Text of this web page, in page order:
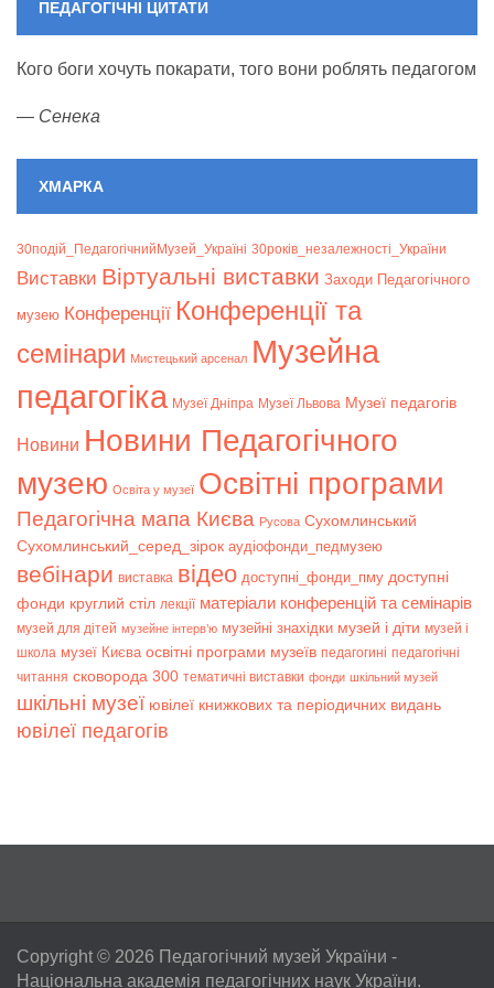
ПЕДАГОГІЧНІ ЦИТАТИ
Кого боги хочуть покарати, того вони роблять педагогом
— Сенека
ХМАРКА
30подій_ПедагогічнийМузей_Україні 30років_незалежності_України
Bиставки Віртуальні виставки Заходи Педагогічного
музею Конференції Конференції та
семінари Мистецький арсенал Музейна
педагогіка Музеї Дніпра Музеї Львова Музеї педагогів
Новини Новини Педагогічного
музею Освіта у музеї Освітні програми
Педагогічна мапа Києва Русова Сухомлинський
Сухомлинський_серед_зірок аудіофонди_педмузею
вебінари виставка відео доступні_фонди_пму доступні
фонди круглий стіл лекції матеріали конференцій та семінарів
музей для дітей музейне інтерв’ю музейні знахідки музей і діти музей і
школа музеї Києва освітні програми музеїв педагогині педагогічні
читання сковорода 300 тематичні виставки фонди шкільний музей
шкільні музеї ювілеї книжкових та періодичних видань
ювілеї педагогів
Copyright © 2026 Педагогічний музей України -
Національна академія педагогічних наук України.